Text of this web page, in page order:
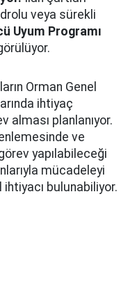
veya sürekli
Uyum Programı
Orman Genel
ihtiyaç
planlanıyor.
ve
yapılabileceği
mücadeleyi
bulunabiliyor.